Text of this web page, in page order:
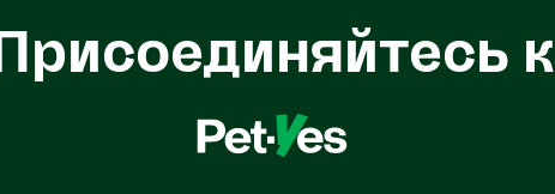
Присоединяйтесь к